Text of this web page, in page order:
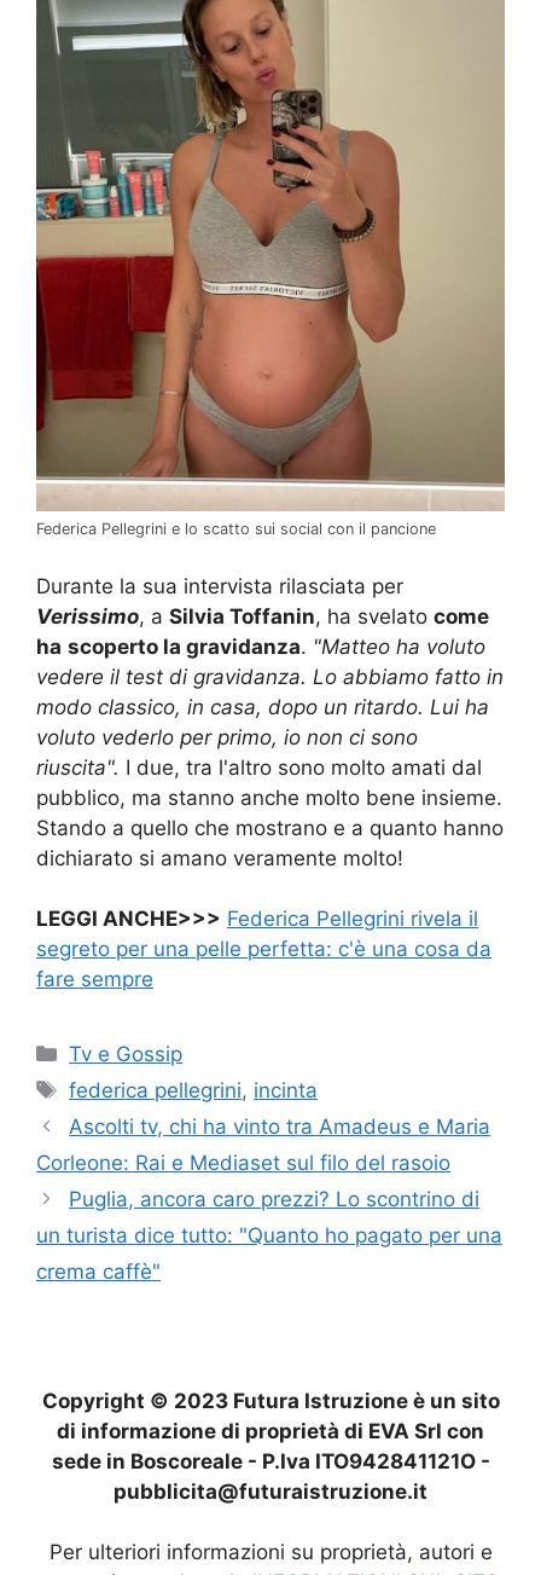
Federica Pellegrini e lo scatto sui social con il pancione
Durante la sua intervista rilasciata per
Verissimo, a Silvia Toffanin, ha svelato come
ha scoperto la gravidanza. "Matteo ha voluto
vedere il test di gravidanza. Lo abbiamo fatto in
modo classico, in casa, dopo un ritardo. Lui ha
voluto vederlo per primo, io non ci sono
riuscita". I due, tra l'altro sono molto amati dal
pubblico, ma stanno anche molto bene insieme.
Stando a quello che mostrano e a quanto hanno
dichiarato si amano veramente molto!
LEGGI ANCHE>>> Federica Pellegrini rivela il
segreto per una pelle perfetta: c'è una cosa da
fare sempre
Categorie
Tv e Gossip
Tag
federica pellegrini, incinta
Ascolti tv, chi ha vinto tra Amadeus e Maria
Corleone: Rai e Mediaset sul filo del rasoio
Puglia, ancora caro prezzi? Lo scontrino di
un turista dice tutto: "Quanto ho pagato per una
crema caffè"
Copyright © 2023 Futura Istruzione è un sito
di informazione di proprietà di EVA Srl con
sede in Boscoreale - P.Iva ITO942841121O -
pubblicita@futuraistruzione.it
Per ulteriori informazioni su proprietà, autori e